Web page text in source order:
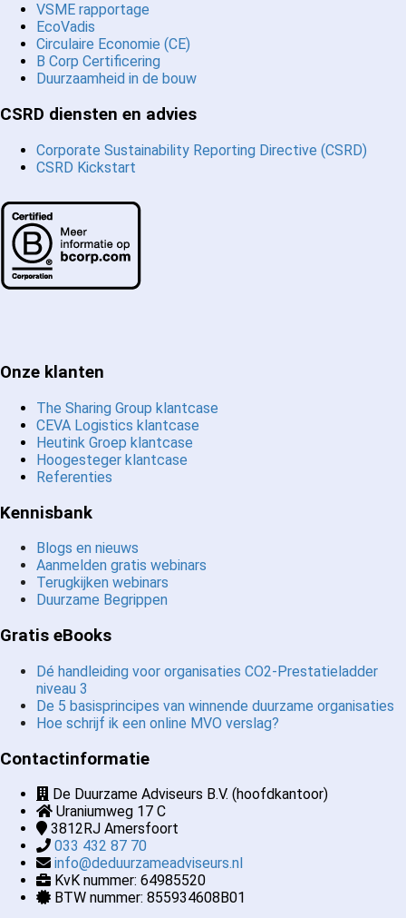
VSME rapportage
EcoVadis
Circulaire Economie (CE)
B Corp Certificering
Duurzaamheid in de bouw
CSRD diensten en advies
Corporate Sustainability Reporting Directive (CSRD)
CSRD Kickstart
Onze klanten
The Sharing Group klantcase
CEVA Logistics klantcase
Heutink Groep klantcase
Hoogesteger klantcase
Referenties
Kennisbank
Blogs en nieuws
Aanmelden gratis webinars
Terugkijken webinars
Duurzame Begrippen
Gratis eBooks
Dé handleiding voor organisaties CO2-Prestatieladder
niveau 3
De 5 basisprincipes van winnende duurzame organisaties
Hoe schrijf ik een online MVO verslag?
Contactinformatie
De Duurzame Adviseurs B.V. (hoofdkantoor)
Uraniumweg 17 C
3812RJ Amersfoort
033 432 87 70
info@deduurzameadviseurs.nl
KvK nummer: 64985520
BTW nummer: 855934608B01